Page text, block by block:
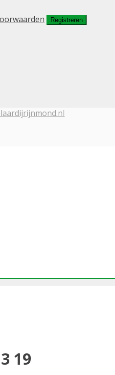
Registreren
19